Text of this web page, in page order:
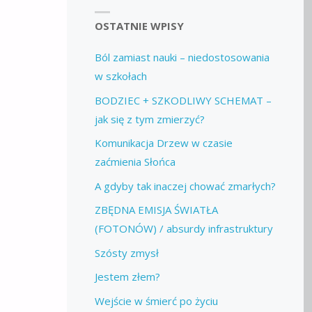
OSTATNIE WPISY
Ból zamiast nauki – niedostosowania
w szkołach
BODZIEC + SZKODLIWY SCHEMAT –
jak się z tym zmierzyć?
Komunikacja Drzew w czasie
zaćmienia Słońca
A gdyby tak inaczej chować zmarłych?
ZBĘDNA EMISJA ŚWIATŁA
(FOTONÓW) / absurdy infrastruktury
Szósty zmysł
Jestem złem?
Wejście w śmierć po życiu